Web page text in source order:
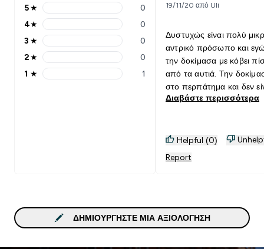
5 stars rating 0 reviews
5★ 0
4 stars rating 0 reviews
4★ 0
3 stars rating 0 reviews
3 ★ 0
2 stars rating 0 reviews
2★ 0
1 stars rating 1 reviews
1 ★ 1
19/11/20 από Uli
Δυστυχώς είναι πολύ
αντρικό πρόσωπο και
την δοκίμασα με κόβει
από τα αυτιά. Την
στο περπάτημα και δεν
άνετη, κλάσεις ανώτερη
Διαβάστε περισσότερα
Helpful (0)
Report
ΔΗΜΙΟΥΡΓΉΣΤΕ ΜΙΑ ΑΞΙΟΛΌΓΗΣΗ